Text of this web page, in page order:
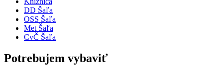
DD Šaľa
OSS Šaľa
Met Šaľa
CvČ Šaľa
Potrebujem vybaviť